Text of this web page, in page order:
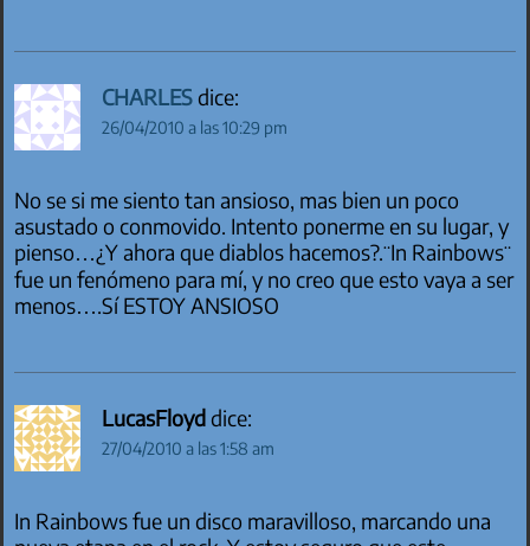
CHARLESdice:
26/04/2010 a las 10:29 pm
No se si me siento tan ansioso, mas bien un poco
asustado o conmovido. Intento ponerme en su lugar, y
pienso…¿Y ahora que diablos hacemos?.¨In Rainbows¨
fue un fenómeno para mí, y no creo que esto vaya a ser
menos….Sí ESTOY ANSIOSO
LucasFloyd dice:
27/04/2010 a las 1:58 am
In Rainbows fue un disco maravilloso, marcando una